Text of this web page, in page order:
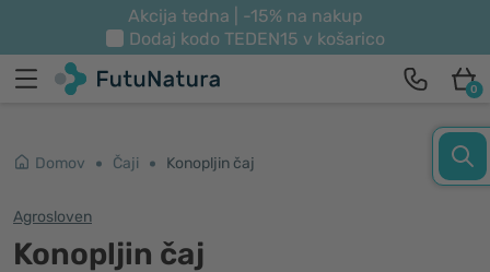
Akcija tedna | -15% na nakup
Dodaj kodo TEDEN15 v košarico
0
Domov Čaji Konopljin čaj
Agrosloven
Konopljin čaj